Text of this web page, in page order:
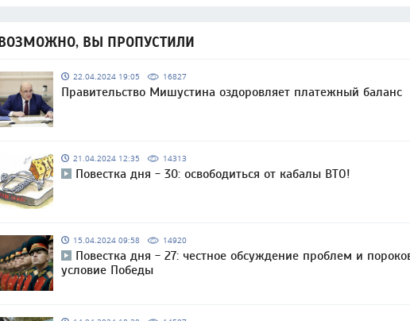
ВОЗМОЖНО, ВЫ ПРОПУСТИЛИ
22.04.2024 19:05 16827
Правительство Мишустина оздоровляет платежный баланс
21.04.2024 12:35 14313
Повестка дня - 30: освободиться от кабалы ВТО!
15.04.2024 09:58 14920
Повестка дня - 27: честное обсуждение проблем и
условие Победы